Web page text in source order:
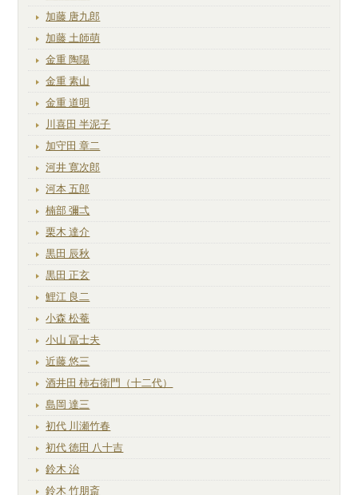
加藤 唐九郎
加藤 土師萌
金重 陶陽
金重 素山
金重 道明
川喜田 半泥子
加守田 章二
河井 寛次郎
河本 五郎
楠部 彌弌
栗木 達介
黒田 辰秋
黒田 正玄
鯉江 良二
小森 松菴
小山 冨士夫
近藤 悠三
酒井田 柿右衛門（十二代）
島岡 達三
初代 川瀬竹春
初代 徳田 八十吉
鈴木 治
鈴木 竹朋斎